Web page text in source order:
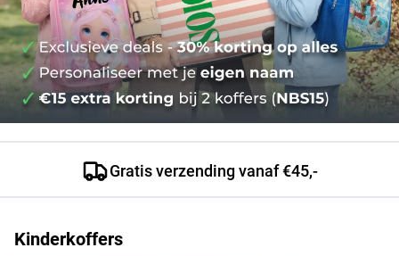
Beoordeeld met een 4.5/5
Kinderkoffers